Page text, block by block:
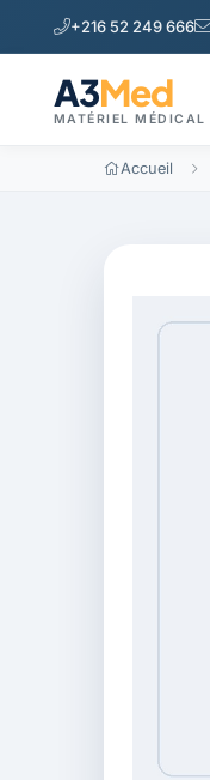
+216 52 249 666
A3Med
MATÉRIEL MÉDICAL
Accueil